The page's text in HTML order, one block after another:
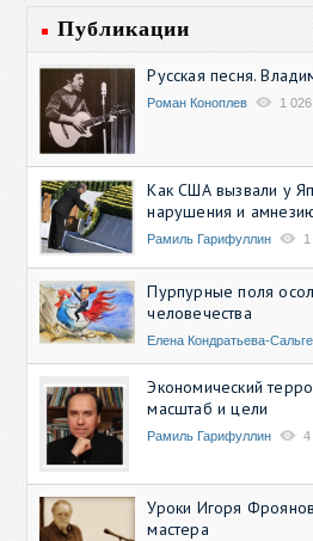
Публикации
Русская песня.
Роман Коноплев 1 026
Как США вызвали у
нарушения и
Рамиль Гарифуллин
Пурпурные поля
человечества
Елена Кондратьева-
Экономический
масштаб и цели
Рамиль Гарифуллин 4
Уроки Игоря
мастера